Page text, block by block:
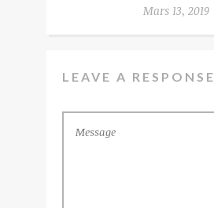
Mars 13, 2019
LEAVE A RESPONSE